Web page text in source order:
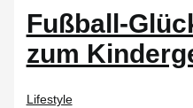
Fußball-
zum
Lifestyle